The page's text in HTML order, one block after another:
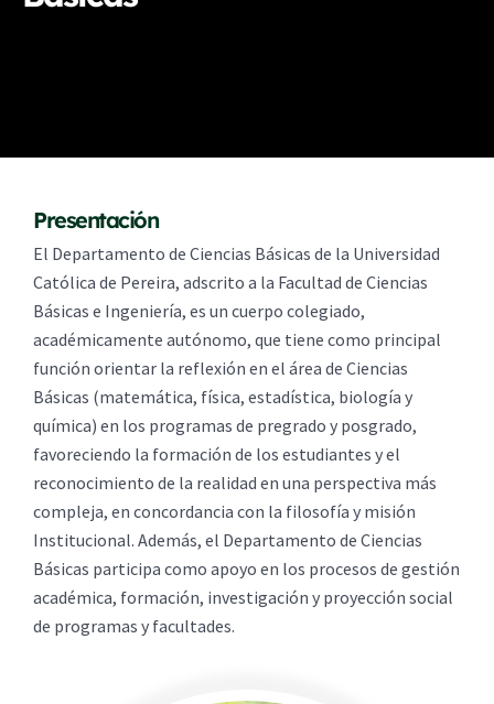
Presentación
El Departamento de Ciencias Básicas de la Universidad
Católica de Pereira, adscrito a la Facultad de Ciencias
Básicas e Ingeniería, es un cuerpo colegiado,
académicamente autónomo, que tiene como principal
función orientar la reflexión en el área de Ciencias
Básicas (matemática, física, estadística, biología y
química) en los programas de pregrado y posgrado,
favoreciendo la formación de los estudiantes y el
reconocimiento de la realidad en una perspectiva más
compleja, en concordancia con la filosofía y misión
Institucional. Además, el Departamento de Ciencias
Básicas participa como apoyo en los procesos de gestión
académica, formación, investigación y proyección social
de programas y facultades.